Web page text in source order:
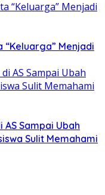
“Keluarga” Menjadi
AS Sampai Ubah
Sulit Memahami